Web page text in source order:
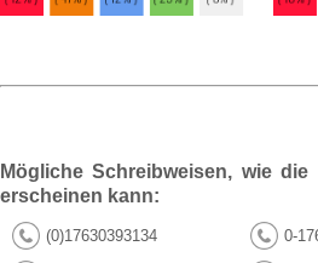
Mögliche Schreibweisen, wie
erscheinen kann:
(0)17630393134 0-